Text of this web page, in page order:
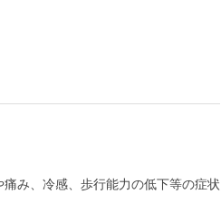
み、冷感、歩行能力の低下等の症状